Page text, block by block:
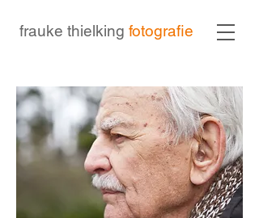
frauke thielking fotografie